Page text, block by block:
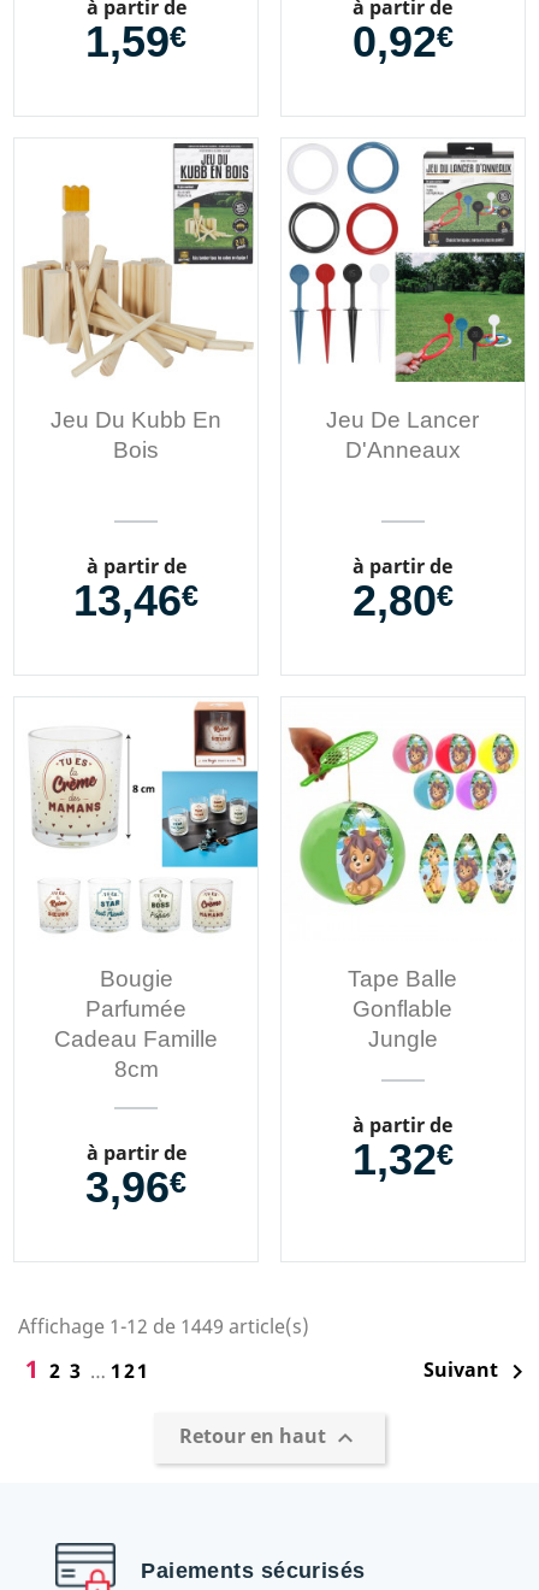
Paiements sécurisés
Prix
à partir de
1,59€
Prix
à partir de
0,92€
Jeu Du Kubb En
Bois
Prix
à partir de
13,46€
Jeu De Lancer
D'Anneaux
Prix
à partir de
2,80€
Bougie
Parfumée
Cadeau Famille
8cm
Prix
à partir de
3,96€
Tape Balle
Gonflable
Jungle
Prix
à partir de
1,32€
Affichage 1-12 de 1449 article(s)
1 2 3 … 121 Suivant 
Retour en haut 